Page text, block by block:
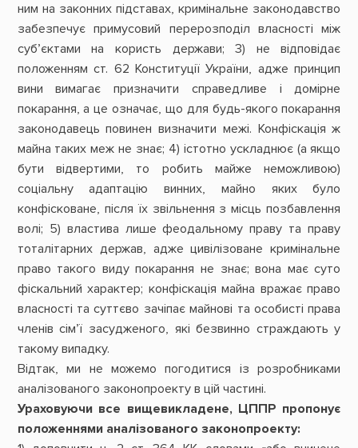
ним на законних підставах, кримінальне законодавство
забезпечує примусовий перерозподіл власності між
суб’єктами на користь держави; 3) не відповідає
положенням ст. 62 Конституції України, адже принцип
вини вимагає призначити справедливе і домірне
покарання, а це означає, що для будь-якого покарання
законодавець повинен визначити межі. Конфіскація ж
майна таких меж не знає; 4) істотно ускладнює (а якщо
бути відвертими, то робить майже неможливою)
соціальну адаптацію винних, майно яких було
конфісковане, після їх звільнення з місць позбавлення
волі; 5) властива лише феодальному праву та праву
тоталітарних держав, адже цивілізоване кримінальне
право такого виду покарання не знає; вона має суто
фіскальний характер; конфіскація майна вражає право
власності та суттєво зачіпає майнові та особисті права
членів сім’ї засудженого, які безвинно страждають у
такому випадку.
Відтак, ми не можемо погодитися із розробниками
аналізованого законопроекту в цій частині.
Ураховуючи все вищевикладене, ЦППР пропонує
положеннями аналізованого законопроекту: